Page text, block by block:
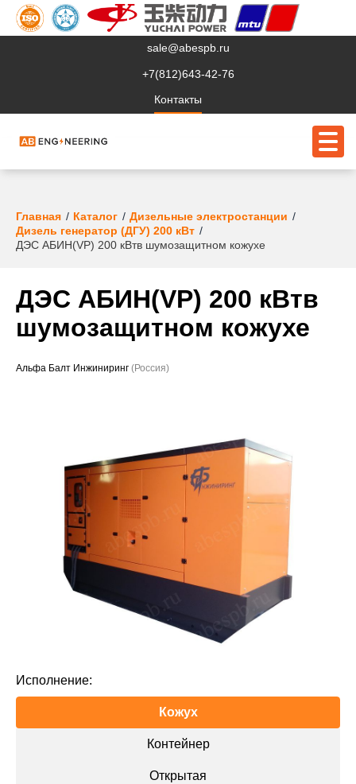
sale@abespb.ru
+7(812)643-42-76
Контакты
О компании
Клиентам
Сервис
Судовое ЭО
Проекты
Главная Каталог
Дизельные электростанции
Дизель генератор (ДГУ) 200 кВт
ДЭС АБИН(VP) 200 кВтв шумозащитном кожухе
ДЭС АБИН(VP) 200 кВтв
шумозащитном кожухе
Альфа Балт Инжиниринг (Россия)
Исполнение:
Кожух
Контейнер
Открытая